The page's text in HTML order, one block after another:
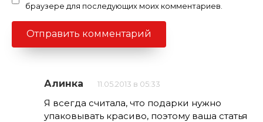
браузере для последующих моих комментариев.
Алинка 11.05.2013 в 05:33
Я всегда считала, что подарки нужно
упаковывать красиво, поэтому ваша статья